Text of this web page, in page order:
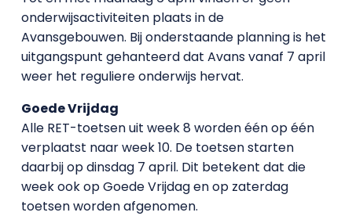
onderwijsactiviteiten plaats in de
Avansgebouwen. Bij onderstaande planning is het
uitgangspunt gehanteerd dat Avans vanaf 7 april
weer het reguliere onderwijs hervat.
Goede Vrijdag
Alle RET-toetsen uit week 8 worden één op één
verplaatst naar week 10. De toetsen starten
daarbij op dinsdag 7 april. Dit betekent dat die
week ook op Goede Vrijdag en op zaterdag
toetsen worden afgenomen.